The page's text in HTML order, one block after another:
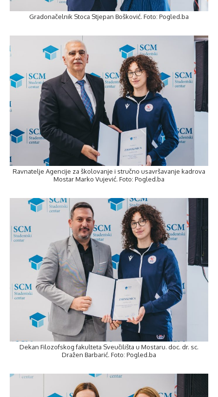
Gradonačelnik Stoca Stjepan Bošković. Foto: Pogled.ba
Ravnatelje Agencije za školovanje i stručno usavršavanje kadrova
Mostar Marko Vujević. Foto: Pogled.ba
Dekan Filozofskog fakulteta Sveučilišta u Mostaru. doc. dr. sc.
Dražen Barbarić. Foto: Pogled.ba